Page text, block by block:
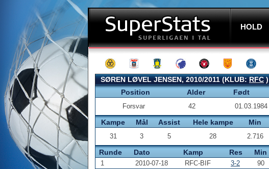
HOLD
SØREN LØVEL JENSEN, 2010/2011 (KLUB:RFC)
Position
Alder Født
Forsvar 42 01.03.1984
Kampe Mål Assist Hele kampe Min
31 3 5 28 2.716
Runde Dato Kamp Res Min
1 2010-07-18 RFC-BIF 3-2
90